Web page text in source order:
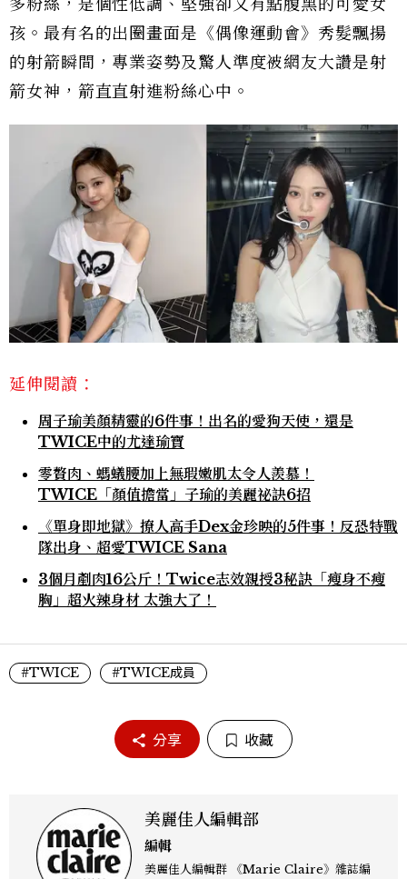
多粉絲，是個性低調、堅強卻又有點腹黑的可愛女
孩。最有名的出圈畫面是《偶像運動會》秀髮飄揚
的射箭瞬間，專業姿勢及驚人準度被網友大讚是射
箭女神，箭直直射進粉絲心中。
延伸閱讀：
周子瑜美顏精靈的6件事！出名的愛狗天使，還是
TWICE中的尤達瑜寶
零贅肉、螞蟻腰加上無瑕嫩肌太令人羨慕！
TWICE「顏值擔當」子瑜的美麗祕訣6招
《單身即地獄》撩人高手Dex金珍映的5件事！反恐特戰
隊出身、超愛TWICE Sana
3個月剷肉16公斤！Twice志效親授3秘訣「瘦身不瘦
胸」超火辣身材 太強大了！
#TWICE #TWICE成員
分享 收藏
美麗佳人編輯部
編輯
美麗佳人編輯群 《Marie Claire》雜誌編